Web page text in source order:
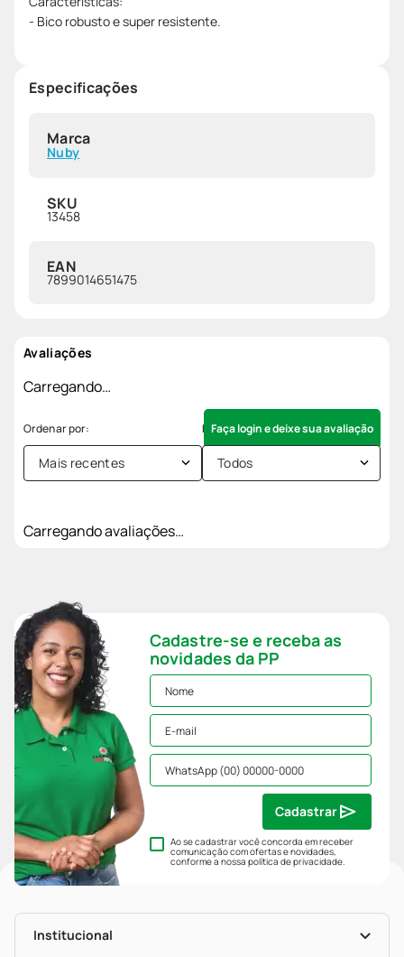
- Bico robusto e super resistente.
Especificações
Marca
Nuby
SKU
13458
EAN
7899014651475
Avaliações
Carregando…
Faça login e deixe sua avaliação
Mais recentes Todos
Carregando avaliações…
Cadastre-se e receba as
novidades da PP
Ao se cadastrar você concorda em receber
comunicação com ofertas e novidades,
conforme a nossapolítica de privacidade.
Cadastrar
Institucional